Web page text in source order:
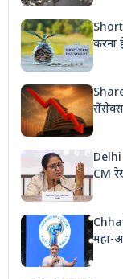
करना
सेंसेक्स
CM
महा-